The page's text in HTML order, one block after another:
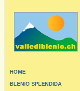
HOME
BLENIO SPLENDIDA